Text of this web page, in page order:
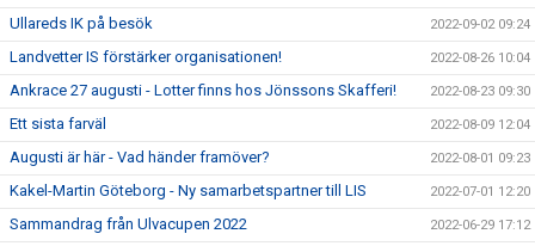
Ullareds IK på besök 2022-09-02 09:24
Landvetter IS förstärker organisationen! 2022-08-26 10:04
Ankrace 27 augusti - Lotter finns hos Jönssons Skafferi! 2022-08-23 09:30
Ett sista farväl 2022-08-09 12:04
Augusti är här - Vad händer framöver? 2022-08-01 09:23
Kakel-Martin Göteborg - Ny samarbetspartner till LIS 2022-07-01 12:20
Sammandrag från Ulvacupen 2022 2022-06-29 17:12